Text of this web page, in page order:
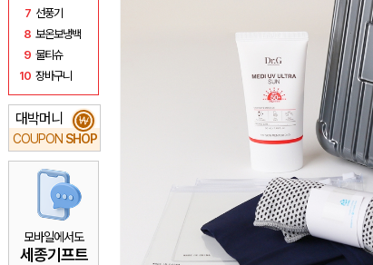
7 선풍기
8 보온보냉백
9 물티슈
10 장바구니
대박머니
COUPON SHOP
₩
모바일에서도
세종기프트